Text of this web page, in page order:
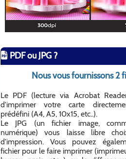
PDF ou JPG ?
Nous vous fournissons 2
Le PDF (lecture via Acrobat
d'imprimer votre carte
prédéfini (A4, A5, 10x15, etc..).
Le JPG (un fichier image,
numérique) vous laisse libre
d'impression. Vous pouvez
fichier pour le faire imprimer